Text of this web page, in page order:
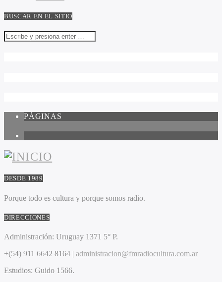
BUSCAR EN EL SITIO
PÁGINAS
DESDE 1989
Porque todo es cultura y porque somos radio.
DIRECCIONES
Administración: Uruguay 1371 5° P.
+(54) 911 6642 8164 | administracion@fmradiocultura.com.ar
Estudios: Guido 1566.